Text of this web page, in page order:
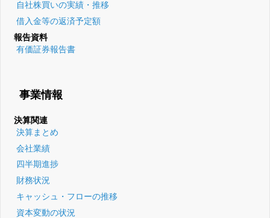
自社株買いの実績・推移
借入金等の返済予定額
報告資料
有価証券報告書
事業情報
決算関連
決算まとめ
会社業績
四半期進捗
財務状況
キャッシュ・フローの推移
資本変動の状況